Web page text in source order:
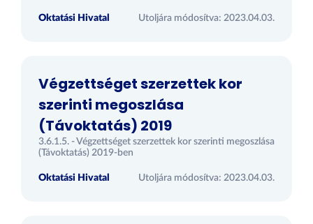
Oktatási Hivatal Utoljára módosítva: 2023.04.03.
Végzettséget szerzettek kor
szerinti megoszlása
(Távoktatás) 2019
3.6.1.5. - Végzettséget szerzettek kor szerinti megoszlása
(Távoktatás) 2019-ben
Oktatási Hivatal Utoljára módosítva: 2023.04.03.